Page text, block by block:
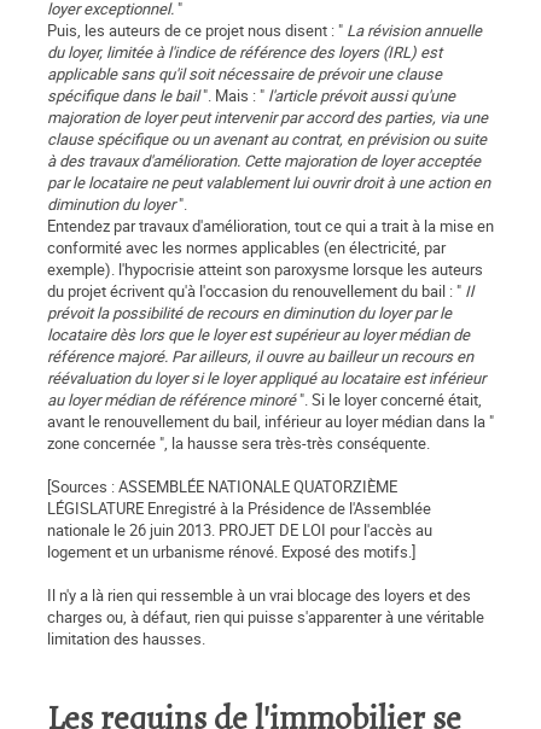
loyer exceptionnel."
Puis, les auteurs de ce projet nous disent : " La révision annuelle
du loyer, limitée à l'indice de référence des loyers (IRL) est
applicable sans qu'il soit nécessaire de prévoir une clause
spécifique dans le bail". Mais : " l'article prévoit aussi qu'une
majoration de loyer peut intervenir par accord des parties, via une
clause spécifique ou un avenant au contrat, en prévision ou suite
à des travaux d'amélioration. Cette majoration de loyer acceptée
par le locataire ne peut valablement lui ouvrir droit à une action en
diminution du loyer".
Entendez par travaux d'amélioration, tout ce qui a trait à la mise en
conformité avec les normes applicables (en électricité, par
exemple). l'hypocrisie atteint son paroxysme lorsque les auteurs
du projet écrivent qu'à l'occasion du renouvellement du bail : " Il
prévoit la possibilité de recours en diminution du loyer par le
locataire dès lors que le loyer est supérieur au loyer médian de
référence majoré. Par ailleurs, il ouvre au bailleur un recours en
réévaluation du loyer si le loyer appliqué au locataire est inférieur
au loyer médian de référence minoré". Si le loyer concerné était,
avant le renouvellement du bail, inférieur au loyer médian dans la "
zone concernée ", la hausse sera très-très conséquente.
[Sources : ASSEMBLÉE NATIONALE QUATORZIÈME
LÉGISLATURE Enregistré à la Présidence de l'Assemblée
nationale le 26 juin 2013. PROJET DE LOI pour l'accès au
logement et un urbanisme rénové. Exposé des motifs.]
Il n'y a là rien qui ressemble à un vrai blocage des loyers et des
charges ou, à défaut, rien qui puisse s'apparenter à une véritable
limitation des hausses.
Les requins de l'immobilier se